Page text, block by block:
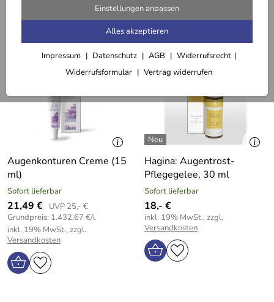
Einstellungen anpassen
Alles akzeptieren
Impressum Datenschutz AGB
Widerrufsrecht
Widerrufsformular
Vertrag widerrufen
Filter (3) Sortieren
Augenkonturen Creme (15
ml)
Sofort lieferbar
21,49 €
UVP 25,- €
Grundpreis: 1.432,67 €/l
inkl. 19% MwSt., zzgl.
Versandkosten
Hagina: Augentrost-
Pflegegelee, 30 ml
Sofort lieferbar
18,- €
inkl. 19% MwSt., zzgl.
Versandkosten